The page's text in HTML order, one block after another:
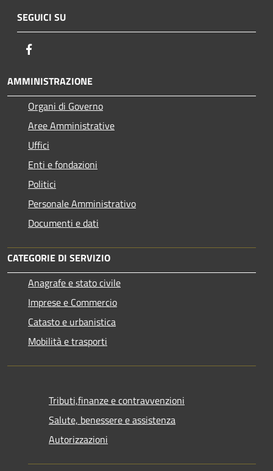
SEGUICI SU
AMMINISTRAZIONE
Organi di Governo
Aree Amministrative
Uffici
Enti e fondazioni
Politici
Personale Amministrativo
Documenti e dati
CATEGORIE DI SERVIZIO
Anagrafe e stato civile
Imprese e Commercio
Catasto e urbanistica
Mobilità e trasporti
Tributi,finanze e contravvenzioni
Salute, benessere e assistenza
Autorizzazioni